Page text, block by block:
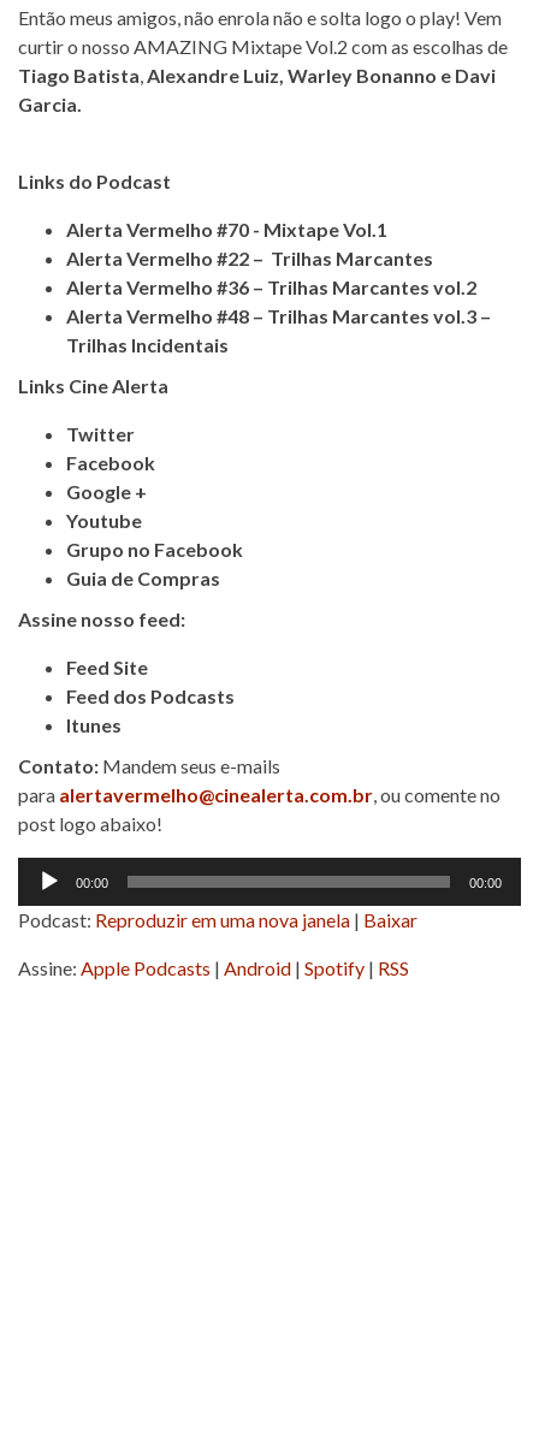
Então meus amigos, não enrola não e solta logo o play! Vem
curtir o nosso AMAZING Mixtape Vol.2 com as escolhas de
Tiago Batista,Alexandre Luiz, Warley Bonanno e Davi
Garcia.
Links do Podcast
Alerta Vermelho #70 - Mixtape Vol.1
Alerta Vermelho #22 – Trilhas Marcantes
Alerta Vermelho #36 – Trilhas Marcantes vol.2
Alerta Vermelho #48 – Trilhas Marcantes vol.3 –
Trilhas Incidentais
Links Cine Alerta
Twitter
Facebook
Google +
Youtube
Grupo no Facebook
Guia de Compras
Assine nosso feed:
Feed Site
Feed dos Podcasts
Itunes
Contato: Mandem seus e-mails
para alertavermelho@cinealerta.com.br, ou comente no
post logo abaixo!
Tocador
áudio
00:00 00:00
Podcast: Reproduzir em uma nova janela | Baixar
Assine: Apple Podcasts | Android | Spotify | RSS